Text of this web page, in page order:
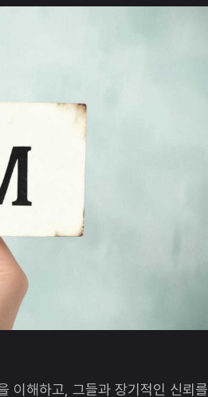
이해하고, 그들과 장기적인 신뢰를